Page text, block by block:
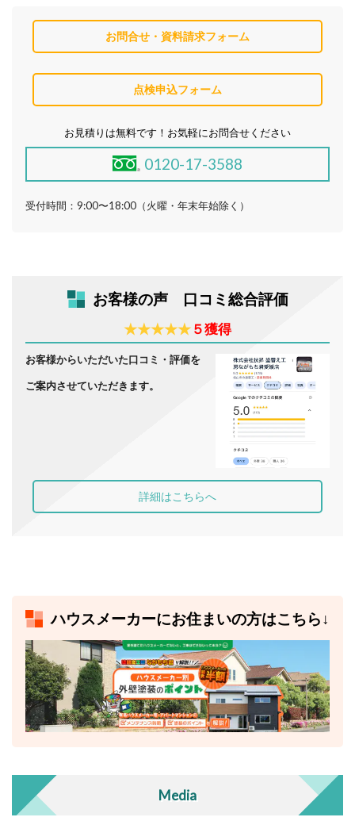
お問合せ・資料請求フォーム
点検申込フォーム
お見積りは無料です！お気軽にお問合せください
0120-17-3588
受付時間：9:00〜18:00（火曜・年末年始除く）
お客様の声 口コミ総合評価
★★★★★５獲得
お客様からいただいた口コミ・評価を
ご案内させていただきます。
詳細はこちらへ
ハウスメーカーにお住まいの方はこちら↓
Media